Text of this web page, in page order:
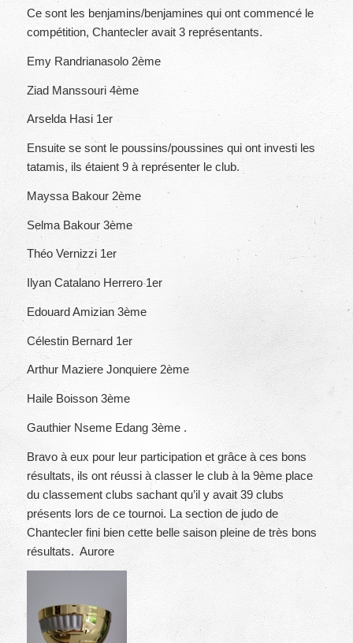
Ce sont les benjamins/benjamines qui ont commencé le
compétition, Chantecler avait 3 représentants.
Emy Randrianasolo 2ème
Ziad Manssouri 4ème
Arselda Hasi 1er
Ensuite se sont le poussins/poussines qui ont investi les
tatamis, ils étaient 9 à représenter le club.
Mayssa Bakour 2ème
Selma Bakour 3ème
Théo Vernizzi 1er
Ilyan Catalano Herrero 1er
Edouard Amizian 3ème
Célestin Bernard 1er
Arthur Maziere Jonquiere 2ème
Haile Boisson 3ème
Gauthier Nseme Edang 3ème .
Bravo à eux pour leur participation et grâce à ces bons
résultats, ils ont réussi à classer le club à la 9ème place
du classement clubs sachant qu’il y avait 39 clubs
présents lors de ce tournoi. La section de judo de
Chantecler fini bien cette belle saison pleine de très bons
résultats. Aurore